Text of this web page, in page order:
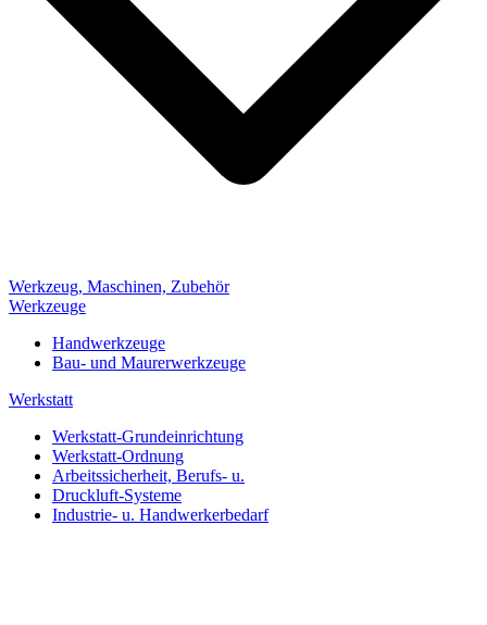
Werkzeug, Maschinen, Zubehör
Werkzeuge
Handwerkzeuge
Bau- und Maurerwerkzeuge
Werkstatt
Werkstatt-Grundeinrichtung
Werkstatt-Ordnung
Arbeitssicherheit, Berufs- u.
Druckluft-Systeme
Industrie- u. Handwerkerbedarf